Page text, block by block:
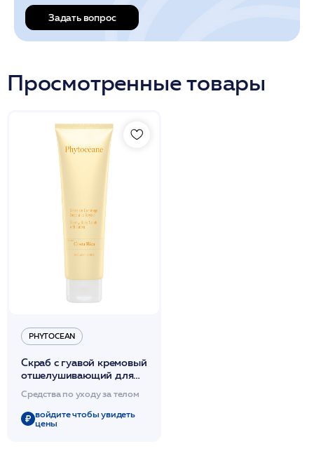
Задать вопрос
Просмотренные товары
PHYTOCEAN
Скраб с гуавой кремовый
отшелушивающий для
/PHYTOCEAN*
Средства по уходу за телом
войдите чтобы увидеть
цены